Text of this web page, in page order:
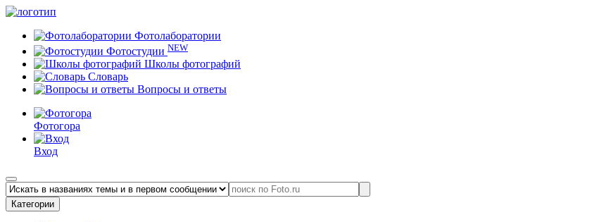
Фотолаборатории
Фотостудии NEW
Школы фотографий
Словарь
Вопросы и ответы
Фотогора
Вход
Категории